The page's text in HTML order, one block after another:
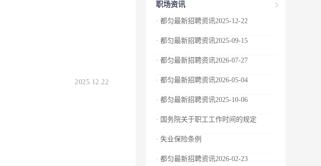
2025.12.22
职场资讯
· 都匀最新招聘资讯2025-12-22
· 都匀最新招聘资讯2025-09-15
· 都匀最新招聘资讯2026-07-27
· 都匀最新招聘资讯2026-05-04
· 都匀最新招聘资讯2025-10-06
· 国务院关于职工工作时间的规定
· 失业保险条例
· 都匀最新招聘资讯2026-02-23